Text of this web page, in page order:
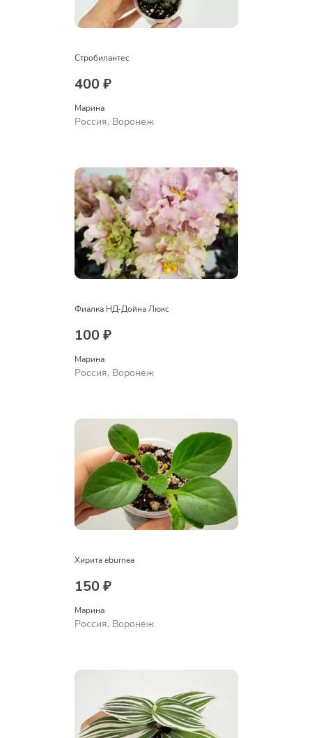
Стробилантес
400 ₽
Марина
Россия, Воронеж
Фиалка НД-Дойна Люкс
100 ₽
Марина
Россия, Воронеж
Хирита eburnea
150 ₽
Марина
Россия, Воронеж